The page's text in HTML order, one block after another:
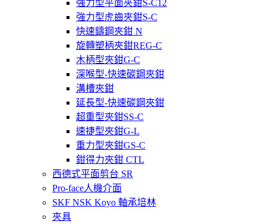
強力型平面夾鉗S-C12
強力型虎齒夾鉗S-C
快速鑄鋼夾鉗 N
旋轉塑柄夾鉗REG-C
木柄型夾鉗G-C
深喉型-快速碳鋼夾鉗
溝槽夾鉗
延長型-快速碳鋼夾鉗
超重型夾鉗SS-C
速捷型夾鉗G-L
重力型夾鉗GS-C
鉗得力夾鉗 CTL
西德式平面剪台 SR
Pro-face人機介面
SKF NSK Koyo 軸承培林
夾具